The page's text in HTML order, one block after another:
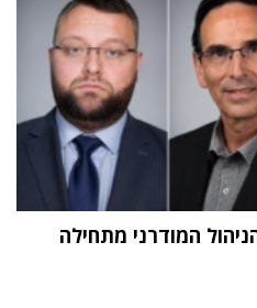
המודרני מתחילה